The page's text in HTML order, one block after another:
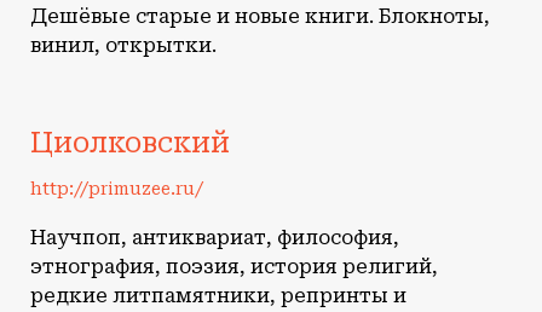
Дешёвые старые и новые книги. Блокноты,
винил, открытки.
Циолковский
http://primuzee.ru/
Научпоп, антиквариат, философия,
этнография, поэзия, история религий,
редкие литпамятники, репринты и